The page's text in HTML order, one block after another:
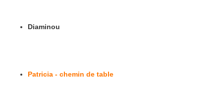
Diaminou
Patricia - chemin de table